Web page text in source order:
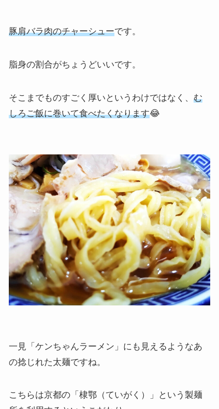
豚肩バラ肉のチャーシューです。
脂身の割合がちょうどいいです。
そこまでものすごく厚いというわけではなく、 む
しろご飯に巻いて食べたくなります😂
一見「ケンちゃんラーメン」にも見えるようなあ
の捻じれた太麺ですね。
こちらは京都の「棣鄂（ていがく）」という製麺